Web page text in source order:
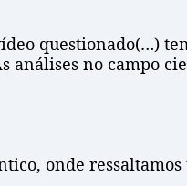
questionado(…)
análises no campo
onde